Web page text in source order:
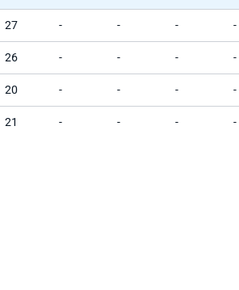
27 - - - -
26 - - - -
20 - - - -
21 - - - -